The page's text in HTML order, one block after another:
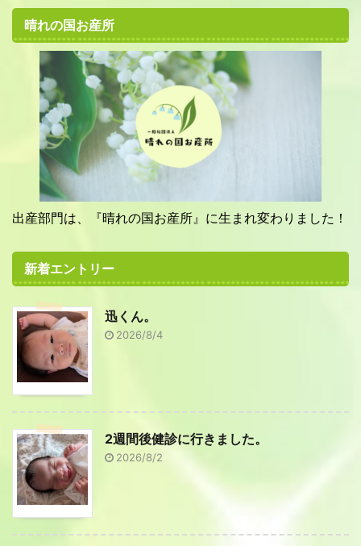
晴れの国お産所
出産部門は、『晴れの国お産所』に生まれ変わりました！
新着エントリー
迅くん。
2026/8/4
2週間後健診に行きました。
2026/8/2